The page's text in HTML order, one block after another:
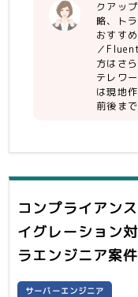
【
・
験
・
る方
・
・
クアッ
略、ト
おすす
／
方はさ
テレワ
は現地
前後ま
コンプライアン
イグレーション
ラエンジニア案件
サーバーエンジニア